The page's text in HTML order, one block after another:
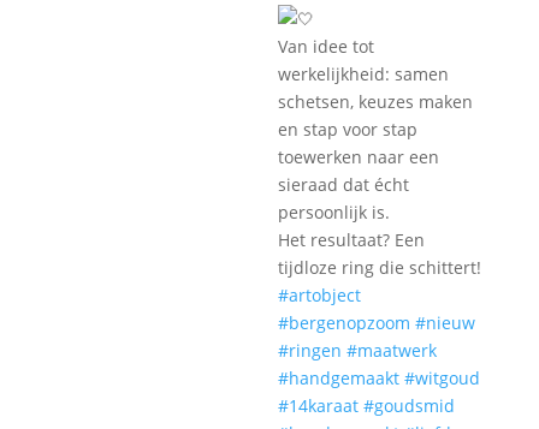
Van idee tot
werkelijkheid: samen
schetsen, keuzes maken
en stap voor stap
toewerken naar een
sieraad dat écht
persoonlijk is.
Het resultaat? Een
tijdloze ring die schittert!
#artobject
#bergenopzoom #nieuw
#ringen #maatwerk
#handgemaakt #witgoud
#14karaat #goudsmid